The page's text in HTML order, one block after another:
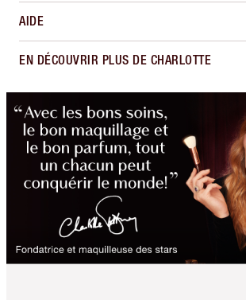
AIDE
EN DÉCOUVRIR PLUS DE CHARLOTTE